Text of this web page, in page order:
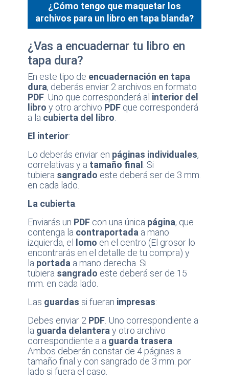
¿Cómo tengo que maquetar los
archivos para un libro en tapa blanda?
¿Vas a encuadernar tu libro en
tapa dura?
En este tipo de encuadernación en tapa
dura, deberás enviar 2 archivos en formato
PDF. Uno que corresponderá al interior del
libro y otro archivo PDFque corresponderá
a la cubierta del libro.
El interior:
Lo deberás enviar en páginas individuales,
correlativas y a tamaño final . Si
tubiera sangrado este deberá ser de 3 mm.
en cada lado.
La cubierta:
Enviarás un PDFcon una única página, que
contenga la contraportadaa mano
izquierda, el
lomo en el centro (El grosor lo
encontrarás en el detalle de tu compra) y
la portadaa mano derecha. Si
tubiera sangrado este deberá ser de 15
mm. en cada lado.
Las guardas si fueran impresas:
Debes enviar 2 PDF. Uno correspondiente a
la guarda delanteray otro archivo
correspondiente a a guarda trasera.
Ambos deberán constar de 4 páginas a
tamaño final y con sangrado de 3 mm. por
lado si fuera el caso.